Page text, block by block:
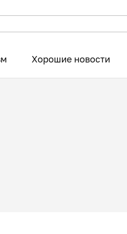
Хорошие новости